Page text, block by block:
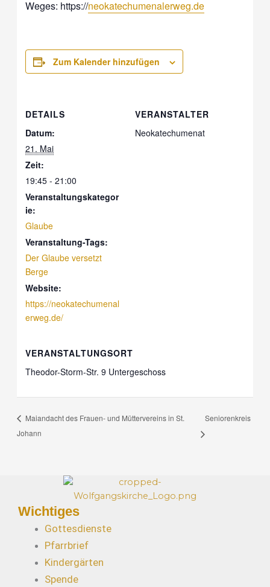
Weges: https://neokatechumenalerweg.de
Zum Kalender hinzufügen
DETAILS
Datum:
21. Mai
Zeit:
19:45 - 21:00
Veranstaltungskategor
ie:
Glaube
Veranstaltung-Tags:
Der Glaube versetzt
Berge
Website:
https://neokatechumenal
erweg.de/
VERANSTALTER
Neokatechumenat
VERANSTALTUNGSORT
Theodor-Storm-Str. 9 Untergeschoss
Maiandacht des Frauen- und Müttervereins in St.
Johann
Seniorenkreis
Wichtiges
Gottesdienste
Pfarrbrief
Kindergärten
Spende